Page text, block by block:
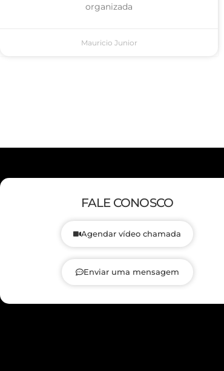
organizada
Mauricio Junior
FALE CONOSCO
Agendar vídeo chamada
Enviar uma mensagem